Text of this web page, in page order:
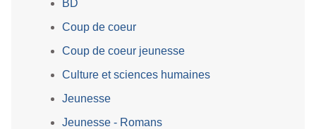
BD
Coup de coeur
Coup de coeur jeunesse
Culture et sciences humaines
Jeunesse
Jeunesse - Romans